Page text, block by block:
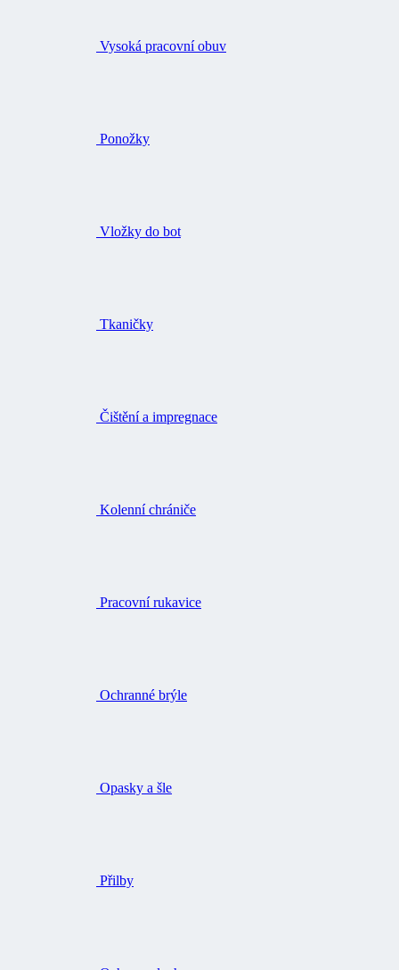
Vysoká pracovní obuv
Ponožky
Vložky do bot
Tkaničky
Čištění a impregnace
Kolenní chrániče
Pracovní rukavice
Ochranné brýle
Opasky a šle
Přilby